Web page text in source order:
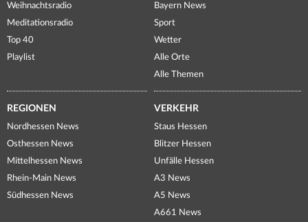
Weihnachtsradio
Meditationsradio
Top 40
Playlist
Bayern News
Sport
Wetter
Alle Orte
Alle Themen
REGIONEN
Nordhessen News
Osthessen News
Mittelhessen News
Rhein-Main News
Südhessen News
VERKEHR
Staus Hessen
Blitzer Hessen
Unfälle Hessen
A3 News
A5 News
A661 News